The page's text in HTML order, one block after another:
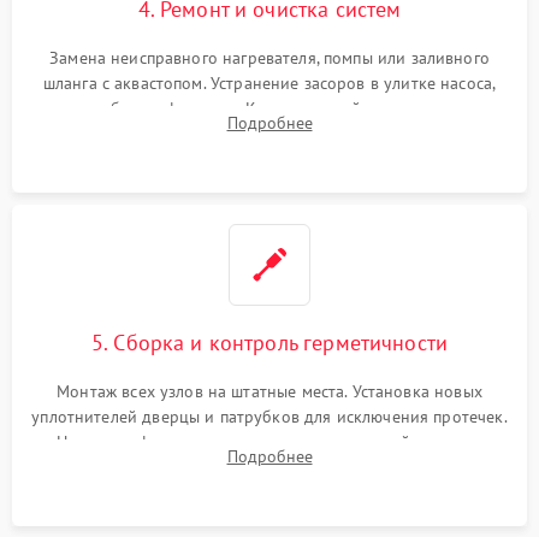
4. Ремонт и очистка систем
Замена неисправного нагревателя, помпы или заливного
шланга с аквастопом. Устранение засоров в улитке насоса,
патрубках и фильтрах. Компонентный ремонт платы
управления, восстановление поврежденной проводки.
Подробнее
5. Сборка и контроль герметичности
Монтаж всех узлов на штатные места. Установка новых
уплотнителей дверцы и патрубков для исключения протечек.
Надежная фиксация хомутов гидравлической системы,
сборка корпуса и установка датчика поплавка.
Подробнее